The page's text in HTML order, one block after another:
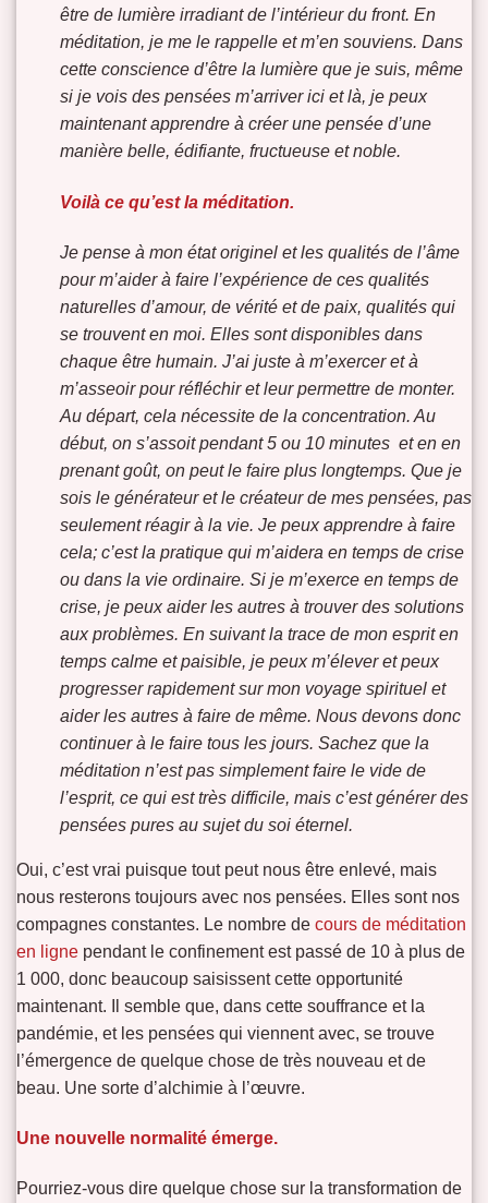
être de lumière irradiant de l’intérieur du front. En
méditation, je me le rappelle et m’en souviens. Dans
cette conscience d’être la lumière que je suis, même
si je vois des pensées m’arriver ici et là, je peux
maintenant apprendre à créer une pensée d’une
manière belle, édifiante, fructueuse et noble.
Voilà ce qu’est la méditation.
Je pense à mon état originel et les qualités de l’âme
pour m’aider à faire l’expérience de ces qualités
naturelles d’amour, de vérité et de paix, qualités qui
se trouvent en moi. Elles sont disponibles dans
chaque être humain. J’ai juste à m’exercer et à
m’asseoir pour réfléchir et leur permettre de monter.
Au départ, cela nécessite de la concentration. Au
début, on s’assoit pendant 5 ou 10 minutes et en en
prenant goût, on peut le faire plus longtemps. Que je
sois le générateur et le créateur de mes pensées, pas
seulement réagir à la vie. Je peux apprendre à faire
cela; c’est la pratique qui m’aidera en temps de crise
ou dans la vie ordinaire. Si je m’exerce en temps de
crise, je peux aider les autres à trouver des solutions
aux problèmes. En suivant la trace de mon esprit en
temps calme et paisible, je peux m’élever et peux
progresser rapidement sur mon voyage spirituel et
aider les autres à faire de même. Nous devons donc
continuer à le faire tous les jours. Sachez que la
méditation n’est pas simplement faire le vide de
l’esprit, ce qui est très difficile, mais c’est générer des
pensées pures au sujet du soi éternel.
Oui, c’est vrai puisque tout peut nous être enlevé, mais
nous resterons toujours avec nos pensées. Elles sont nos
compagnes constantes. Le nombre de cours de méditation
en ligne pendant le confinement est passé de 10 à plus de
1 000, donc beaucoup saisissent cette opportunité
maintenant. Il semble que, dans cette souffrance et la
pandémie, et les pensées qui viennent avec, se trouve
l’émergence de quelque chose de très nouveau et de
beau. Une sorte d’alchimie à l’œuvre.
Une nouvelle normalité émerge.
Pourriez-vous dire quelque chose sur la transformation de